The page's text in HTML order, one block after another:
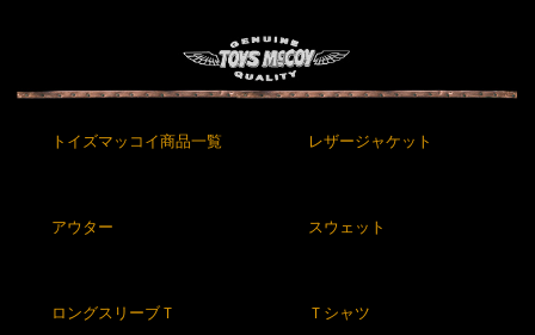
トイズマッコイ商品一覧 レザージャケット
アウター スウェット
ロングスリーブＴ Ｔシャツ